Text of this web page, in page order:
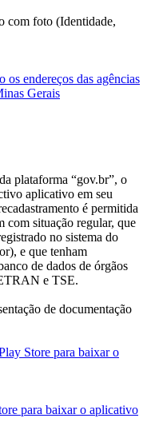
com foto (Identidade,
os endereços das agências
Gerais
plataforma “gov.br”, o
aplicativo em seu
é permitida
com situação regular, que
no sistema do
e que tenham
de dados de órgãos
e TSE.
de documentação
Store para baixar o
para baixar o aplicativo